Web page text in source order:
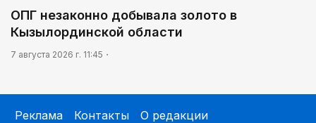
ОПГ незаконно добывала золото в
Кызылординской области
7 августа 2026 г. 11:45
Реклама Контакты
О редакции